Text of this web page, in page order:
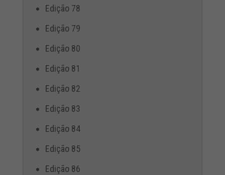
Edição 78
Edição 79
Edição 80
Edição 81
Edição 82
Edição 83
Edição 84
Edição 85
Edição 86